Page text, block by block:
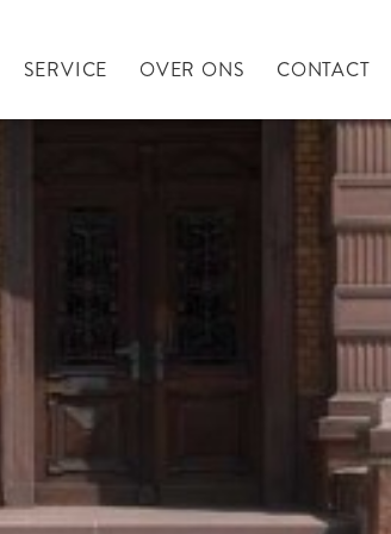
SERVICE OVER ONS CONTACT